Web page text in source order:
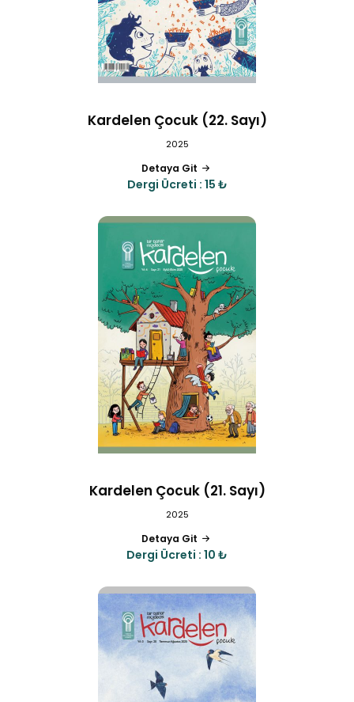
Kardelen Çocuk (22. Sayı)
2025
Detaya Git
Dergi Ücreti : 15 ₺
Kardelen Çocuk (21. Sayı)
2025
Detaya Git
Dergi Ücreti : 10 ₺